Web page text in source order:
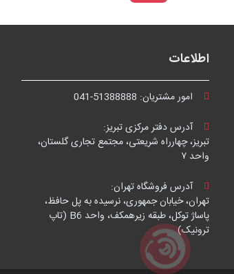
اطلاعات
امور مشتریان: 041-51388888
آدرس دفتر مرکزی تبریز:
تبریز، چهارراه شریعتی، مجتمع تجاری گلستان،
واحد ۷
آدرس فروشگاه تهران:
تهران، خیابان جمهوری، نرسیده به پل حافظ،
پاساژ توکل، طبقه زیرهمکف، واحد B6 (تاپ
ترونیک)